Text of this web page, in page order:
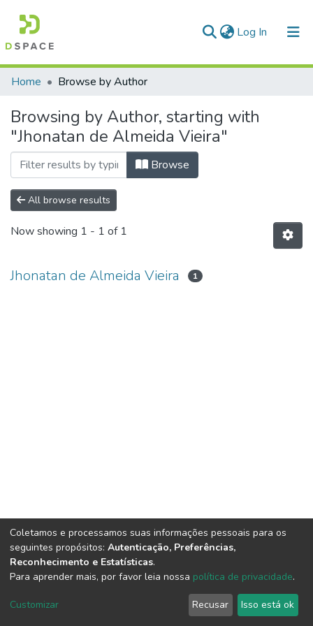
Log In (current)
Communities & Collections
All of DSpace
Home Browse by Author
Browsing by Author, starting with
"Jhonatan de Almeida Vieira"
Browse
All browse results
Now showing 1 - 1 of 1
Jhonatan de Almeida Vieira 1
DSpace software copyright © 2002-2026 LYRASIS
Cookie
End User
Agreement
Send
Feedback
Coletamos e processamos suas informações pessoais para os
seguintes propósitos: Autenticação, Preferências,
Reconhecimento e Estatísticas.
Para aprender mais, por favor leia nossa política de privacidade.
Customizar Recusar Isso está ok